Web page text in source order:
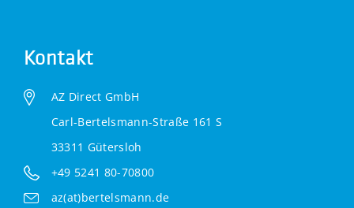
Kontakt
AZ Direct GmbH
Carl-Bertelsmann-Straße 161 S
33311 Gütersloh
+49 5241 80-70800
az(at)bertelsmann.de